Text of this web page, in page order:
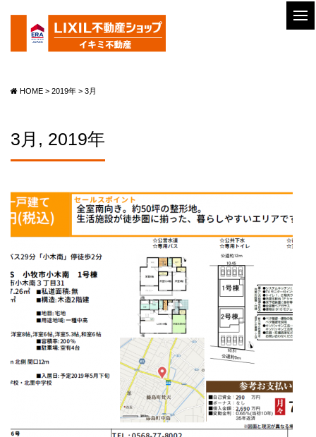
HOME > 2019年 > 3月
3月, 2019年